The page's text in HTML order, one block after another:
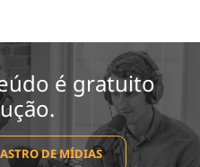
é gratuito
DE MÍDIAS